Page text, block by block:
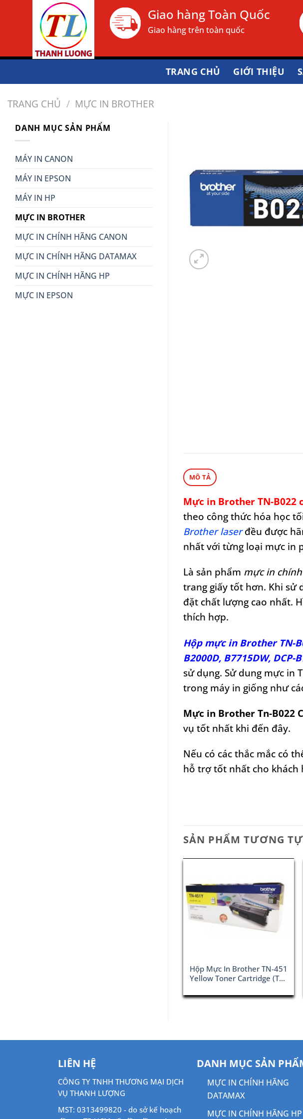
Giao hàng Toàn Quốc
Giao hàng trên toàn quốc
TRANG CHỦ GIỚI THIỆU
TRANG CHỦ / MỰC IN BROTHER
DANH MỤC SẢN PHẨM
MÁY IN CANON
MÁY IN EPSON
MÁY IN HP
MỰC IN BROTHER
MỰC IN CHÍNH HÃNG CANON
MỰC IN CHÍNH HÃNG DATAMAX
MỰC IN CHÍNH HÃNG HP
MỰC IN EPSON
MÔ TẢ
Mực in Brother TN-B022
theo công thức hóa học
Brother laserđều được
nhất với từng loại mực in
Là sản phẩm mực in
trang giấy tốt hơn. Khi sử
đặt chất lượng cao nhất.
thích hợp.
Hộp mực in Brother TN-
B2000D, B7715DW, DCP-
sử dụng. Sử dung mực in
trong máy in giống như
Mực in Brother Tn-B022
vụ tốt nhất khi đến đây.
Nếu có các thắc mắc có
hỗ trợ tốt nhất cho khách
SẢN PHẨM TƯƠNG TỰ
Hộp Mực In Brother TN-451
Yellow Toner Cartridge (TN-
LIÊN HỆ
CÔNG TY TNHH THƯƠNG MẠI DỊCH
VỤ THANH LƯỢNG
MST: 0313499820 - do sở kế hoạch
DANH MỤC SẢN
MỰC IN CHÍNH HÃNG
DATAMAX
MỰC IN CHÍNH HÃNG HP